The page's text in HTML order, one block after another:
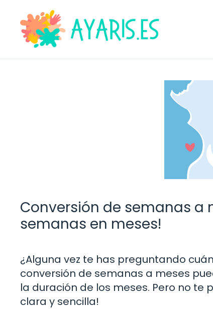
contenido
Conversión de semanas a
semanas en meses!
¿Alguna vez te has preguntando
conversión de semanas a meses
la duración de los meses. Pero no
clara y sencilla!